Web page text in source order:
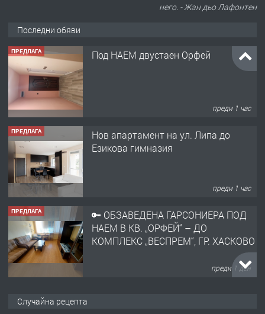
него. - Жан дьо Лафонтен
Последни обяви
ПРЕДЛАГА Под НАЕМ двустаен Орфей
преди 1 час
ПРЕДЛАГА
Нов апартамент на ул. Липа до
Езикова гимназия
преди 1 час
ПРЕДЛАГА
🔑 ОБЗАВЕДЕНА ГАРСОНИЕРА ПОД
НАЕМ В КВ. „ОРФЕЙ“ – ДО
КОМПЛЕКС „ВЕСПРЕМ“, ГР. ХАСКОВО
преди 1 ден
Случайна рецепта